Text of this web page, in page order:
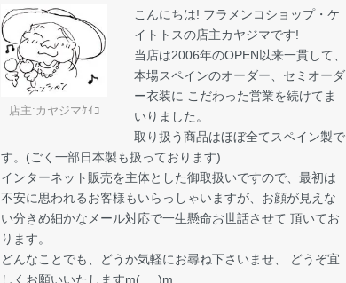
店主:カヤジマｹｲｺ
こんにちは! フラメンコショップ・ケ
イトトスの店主カヤジマです!
当店は2006年のOPEN以来一貫して、
本場スペインのオーダー、セミオーダ
ー衣装に こだわった営業を続けてま
いりました。
取り扱う商品はほぼ全てスペイン製で
す。(ごく一部日本製も扱っております)
インターネット販売を主体とした御取扱いですので、最初は
不安に思われるお客様もいらっしゃいますが、お顔が見えな
い分きめ細かなメール対応で一生懸命お世話させて 頂いてお
ります。
どんなことでも、どうか気軽にお尋ね下さいませ、 どうぞ宜
しくお願いいたしますm(_ _)m